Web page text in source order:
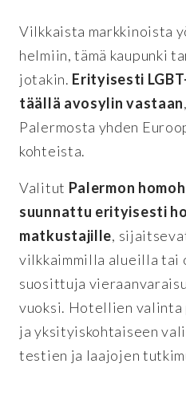
Vilkkaista markkinoista
helmiin, tämä kaupunki
jotakin. Erityisesti
täällä avosylin vastaan
Palermosta yhden
kohteista.
Valitut Palermon
suunnattu erityisesti
matkustajille,
vilkkaimmilla alueilla tai
suosittuja
vuoksi. Hotellien
ja yksityiskohtaiseen
testien ja laajojen